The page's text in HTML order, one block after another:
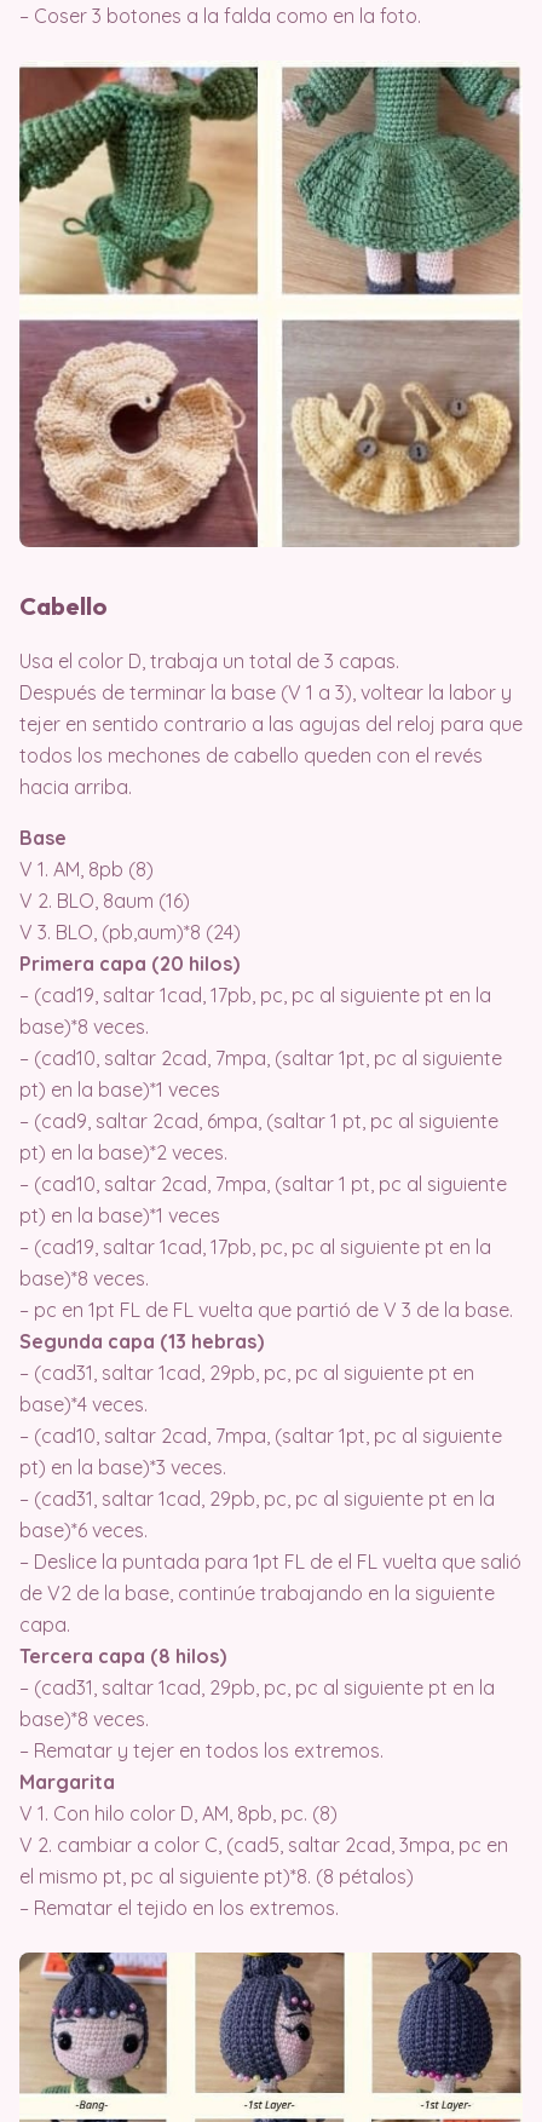
– Coser 3 botones a la falda como en la foto.
Cabello
Usa el color D, trabaja un total de 3 capas.
Después de terminar la base (V 1 a 3), voltear la labor y
tejer en sentido contrario a las agujas del reloj para que
todos los mechones de cabello queden con el revés
hacia arriba.
Base
V 1. AM, 8pb (8)
V 2. BLO, 8aum (16)
V 3. BLO, (pb,aum)*8 (24)
Primera capa (20 hilos)
– (cad19, saltar 1cad, 17pb, pc, pc al siguiente pt en la
base)*8 veces.
– (cad10, saltar 2cad, 7mpa, (saltar 1pt, pc al siguiente
pt) en la base)*1 veces
– (cad9, saltar 2cad, 6mpa, (saltar 1 pt, pc al siguiente
pt) en la base)*2 veces.
– (cad10, saltar 2cad, 7mpa, (saltar 1 pt, pc al siguiente
pt) en la base)*1 veces
– (cad19, saltar 1cad, 17pb, pc, pc al siguiente pt en la
base)*8 veces.
– pc en 1pt FL de FL vuelta que partió de V 3 de la base.
Segunda capa (13 hebras)
– (cad31, saltar 1cad, 29pb, pc, pc al siguiente pt en
base)*4 veces.
– (cad10, saltar 2cad, 7mpa, (saltar 1pt, pc al siguiente
pt) en la base)*3 veces.
– (cad31, saltar 1cad, 29pb, pc, pc al siguiente pt en la
base)*6 veces.
– Deslice la puntada para 1pt FL de el FL vuelta que salió
de V2 de la base, continúe trabajando en la siguiente
capa.
Tercera capa (8 hilos)
– (cad31, saltar 1cad, 29pb, pc, pc al siguiente pt en la
base)*8 veces.
– Rematar y tejer en todos los extremos.
Margarita
V 1. Con hilo color D, AM, 8pb, pc. (8)
V 2. cambiar a color C, (cad5, saltar 2cad, 3mpa, pc en
el mismo pt, pc al siguiente pt)*8. (8 pétalos)
– Rematar el tejido en los extremos.